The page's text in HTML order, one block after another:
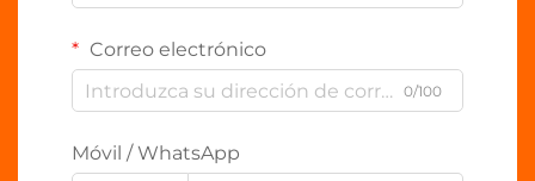
Correo electrónico
0/100
Móvil / WhatsApp